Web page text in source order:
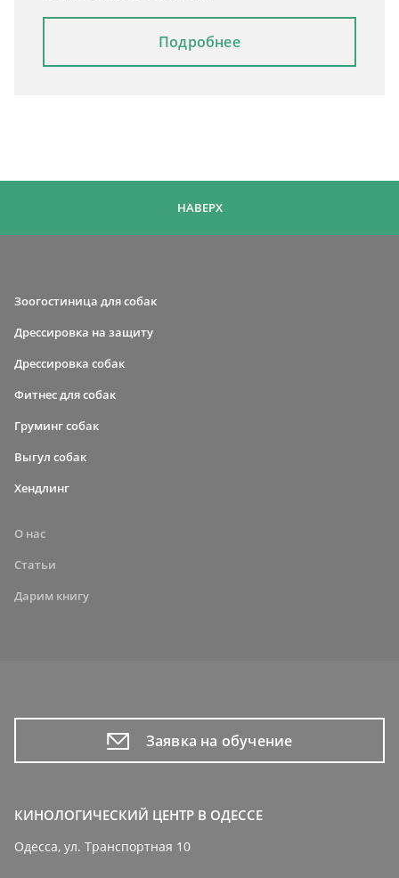
Подробнее
НАВЕРХ
Зоогостиница для собак
Дрессировка на защиту
Дрессировка собак
Фитнес для собак
Груминг собак
Выгул собак
Хендлинг
О нас
Статьи
Дарим книгу
Заявка на обучение
КИНОЛОГИЧЕСКИЙ ЦЕНТР В ОДЕССЕ
Одесса, ул. Транспортная 10